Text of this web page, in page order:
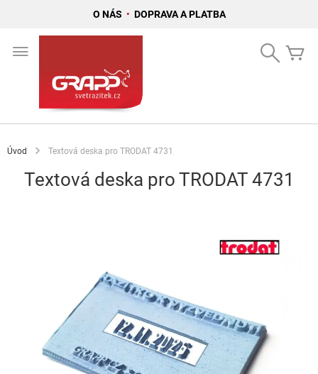
O NÁS • DOPRAVA A PLATBA
Search
Úvod Textová deska pro TRODAT 4731
Textová deska pro TRODAT 4731